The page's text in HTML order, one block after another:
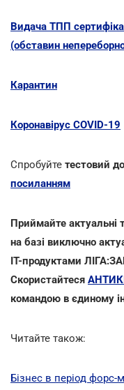
Видача ТПП
(обставин
Карантин
Коронавірус COVID-19
Спробуйте тестовий
посиланням
Приймайте актуальні
на базі виключно
ІТ-продуктами
Скористайтеся
командою в єдиному
Читайте також:
Бізнес в період